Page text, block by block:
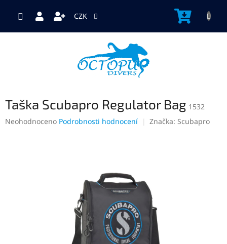
CZK
Taška Scubapro Regulator Bag 1532
Průměrné
Neohodnoceno Podrobnosti hodnocení Značka: Scubapro